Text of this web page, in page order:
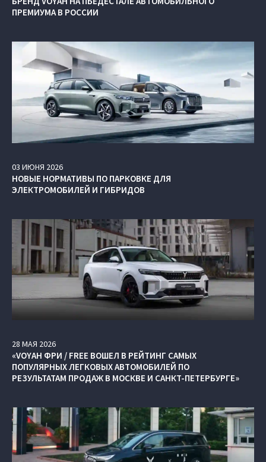
ПРЕМИУМА В РОССИИ
03 ИЮНЯ 2026
НОВЫЕ НОРМАТИВЫ ПО ПАРКОВКЕ ДЛЯ
ЭЛЕКТРОМОБИЛЕЙ И ГИБРИДОВ
28 МАЯ 2026
«VOYAH ФРИ / FREE ВОШЕЛ В РЕЙТИНГ САМЫХ
ПОПУЛЯРНЫХ ЛЕГКОВЫХ АВТОМОБИЛЕЙ ПО
РЕЗУЛЬТАТАМ ПРОДАЖ В МОСКВЕ И САНКТ-ПЕТЕРБУРГЕ»